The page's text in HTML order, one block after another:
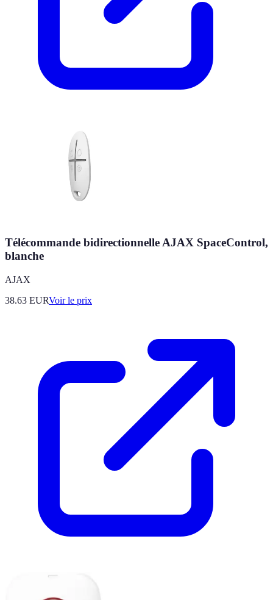
Télécommande bidirectionnelle AJAX SpaceControl,
blanche
AJAX
38.63 EURVoir le prix